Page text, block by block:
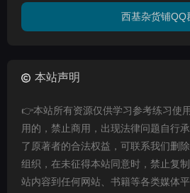
西基杂货铺QQ
本站声明
👉本站所有资源仅供学习参考练习使
用的，禁止商用，出现法律问题自行
了原著者的合法权益，可联系我们删
组织，在未征得本站同意时，禁止复
站内容到任何网站、书籍等各类媒体平